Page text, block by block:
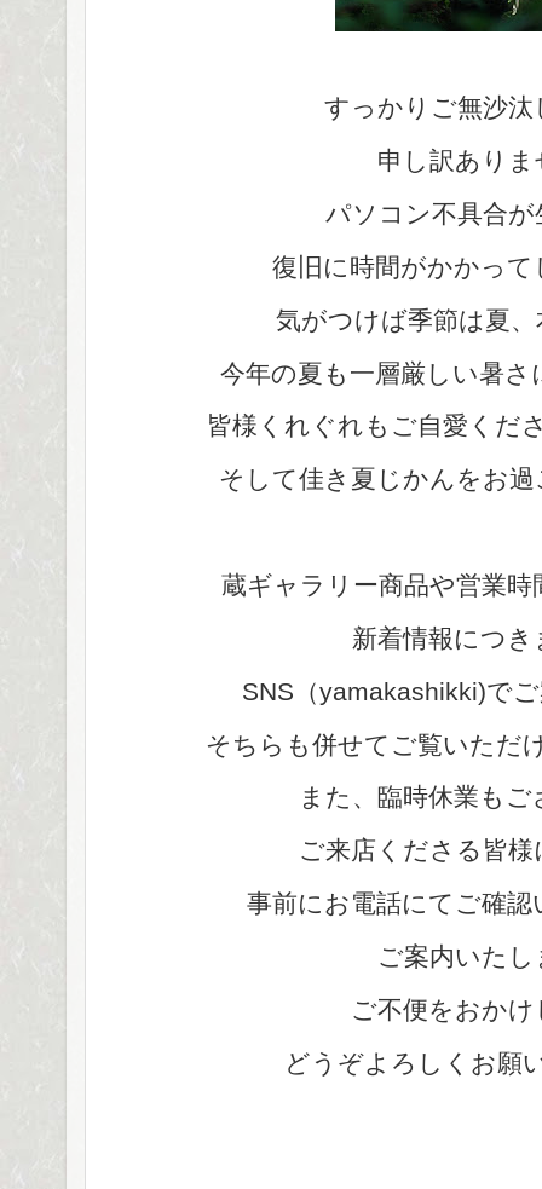
すっかりご無沙
申し訳ありま
パソコン不具合
復旧に時間がかかっ
気がつけば季節は夏
今年の夏も一層厳しい暑
皆様くれぐれもご自愛くだ
そして佳き夏じかんをお
蔵ギャラリー商品や営業
新着情報につ
SNS（yamakashikki)で
そちらも併せてご覧いただ
また、臨時休業も
ご来店くださる皆
事前にお電話にてご確
ご案内いた
ご不便をおか
どうぞよろしくお願